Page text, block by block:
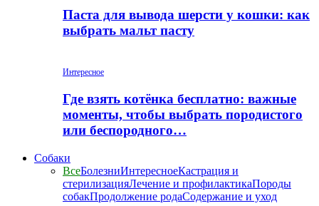
Паста для вывода шерсти у кошки: как
выбрать мальт пасту
Интересное
Где взять котёнка бесплатно: важные
моменты, чтобы выбрать породистого
или беспородного…
Собаки
ВсеБолезниИнтересноеКастрация и
стерилизацияЛечение и профилактикаПороды
собакПродолжение родаСодержание и уход